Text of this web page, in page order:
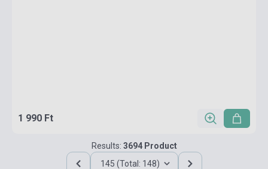
1 990 Ft
Results: 3694 Product
145 (Total: 148)